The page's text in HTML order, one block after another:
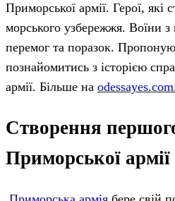
Приморської армії. Герої, які
морського узбережжя. Воїни з
перемог та поразок.
познайомитись з історією
армії. Більше на
Створення
Приморської армії